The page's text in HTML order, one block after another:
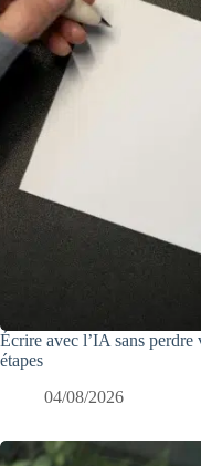
Écrire avec l’IA sans
étapes
04/08/2026